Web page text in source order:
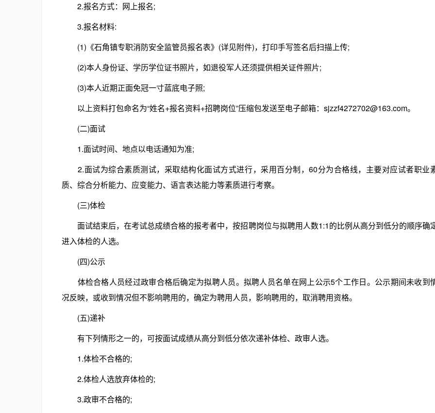
2.报名方式：网上报名;
3.报名材料:
(1)《石角镇专职消防安全监管员报名表》(详见附件)，打印手写签名后扫描上传;
(2)本人身份证、学历学位证书照片，如退役军人还须提供相关证件照片;
(3)本人近期正面免冠一寸蓝底电子照;
以上资料打包命名为“姓名+报名资料+招聘岗位”压缩包发送至电子邮箱：sjzzf4272702@163.com。
(二)面试
1.面试时间、地点以电话通知为准;
2.面试为综合素质测试，采取结构化面试方式进行，采用百分制，60分为合格线，主要对应试者职业
质、综合分析能力、应变能力、语言表达能力等素质进行考察。
(三)体检
面试结束后，在考试总成绩合格的报考者中，按招聘岗位与拟聘用人数1:1的比例从高分到低分的顺序确
进入体检的人选。
(四)公示
体检合格人员经过政审合格后确定为拟聘人员。拟聘人员名单在网上公示5个工作日。公示期间未收到
况反映，或收到情况但不影响聘用的，确定为聘用人员，影响聘用的，取消聘用资格。
(五)递补
有下列情形之一的，可按面试成绩从高分到低分依次递补体检、政审人选。
1.体检不合格的;
2.体检人选放弃体检的;
3.政审不合格的;